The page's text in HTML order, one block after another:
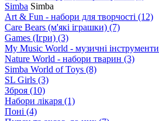
Simba Simba
Art & Fun - набори для творчості (12)
Care Bears (м'які іграшки) (7)
Games (Ігри) (3)
My Music World - музичні інструменти
Nature World - набори тварин (3)
Simba World of Toys (8)
SL Girls (3)
Зброя (10)
Набори лікаря (1)
Поні (4)